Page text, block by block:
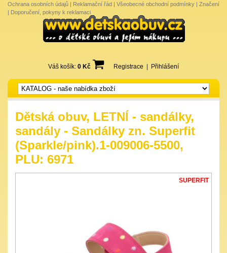
Ochrana osobních údajů | Reklamační řád | Všeobecné obchodní podmínky | Značení
| Doporučení, pokyny k reklamaci
Váš košík: 0 Kč Registrace Přihlášení
Dětská obuv, LETNÍ - sandálky,
sandály - Sandálky zn. Superfit
(Sparkle/pink).1-009006-5500,
PLU: 6971
SUPERFIT